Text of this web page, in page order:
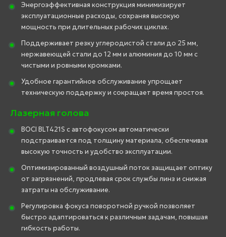
Энергоэффективная конструкция минимизирует
эксплуатационные расходы, сохраняя высокую
мощность при длительных рабочих циклах.
Поддерживает резку углеродистой стали до 25 мм,
нержавеющей стали до 12 мм и алюминия до 10 мм с
чистыми и ровными кромками.
Удобное гарантийное обслуживание упрощает
техническую поддержку и сокращает время простоя.
Лазерная голова
BOCI BLT421S с автофокусом автоматически
подстраивается под толщину материала, обеспечивая
высокую точность и удобство эксплуатации.
Оптимизированный воздушный поток защищает оптику
от загрязнений, продлевая срок службы линз и снижая
затраты на обслуживание.
Регулировка фокуса поворотной ручкой позволяет
быстро адаптироваться к различным задачам, повышая
гибкость работы.